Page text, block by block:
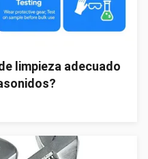
limpieza adecuado